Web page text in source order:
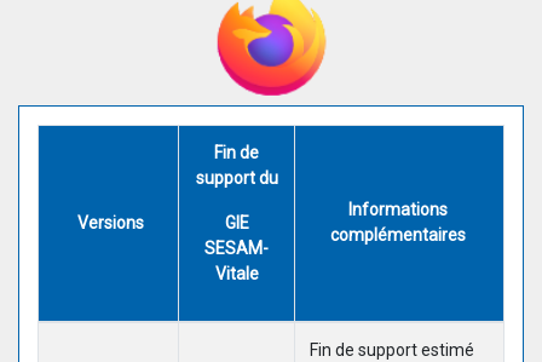
Versions
Fin de
support du
GIE
SESAM-
Vitale
Informations
complémentaires
Fin de support estimé